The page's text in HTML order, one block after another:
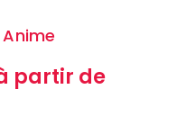
Anime
partir de